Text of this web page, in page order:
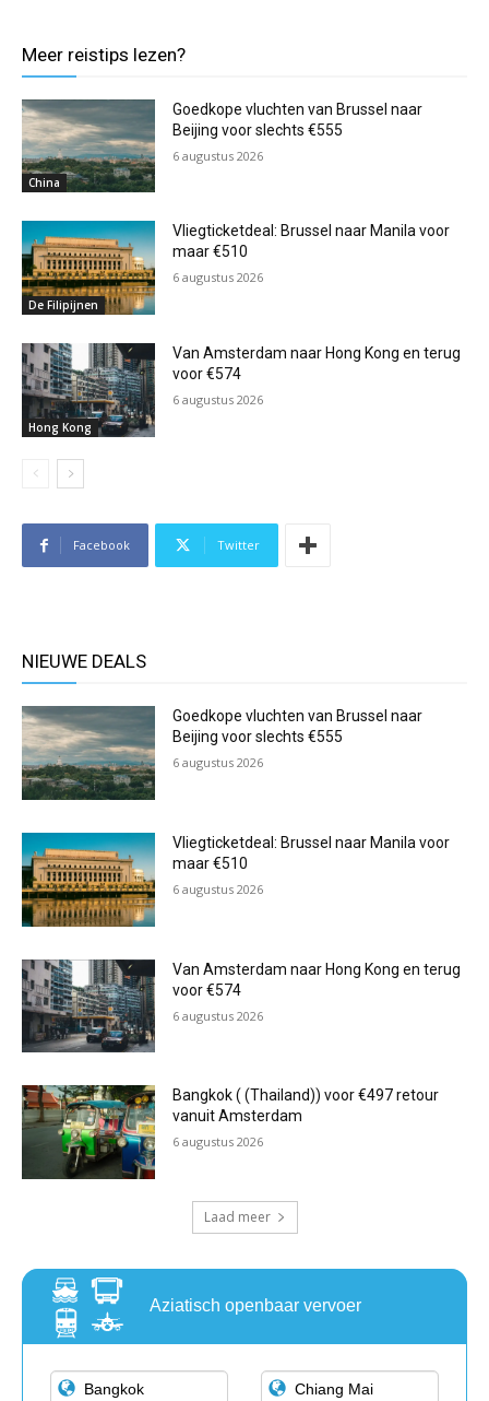
Meer reistips lezen?
China
Goedkope vluchten van Brussel naar
Beijing voor slechts €555
6 augustus 2026
De Filipijnen
Vliegticketdeal: Brussel naar Manila voor
maar €510
6 augustus 2026
Hong Kong
Van Amsterdam naar Hong Kong en terug
voor €574
6 augustus 2026
Facebook Twitter
NIEUWE DEALS
Goedkope vluchten van Brussel naar
Beijing voor slechts €555
6 augustus 2026
Vliegticketdeal: Brussel naar Manila voor
maar €510
6 augustus 2026
Van Amsterdam naar Hong Kong en terug
voor €574
6 augustus 2026
Bangkok ( (Thailand)) voor €497 retour
vanuit Amsterdam
6 augustus 2026
Laad meer
Aziatisch openbaar vervoer